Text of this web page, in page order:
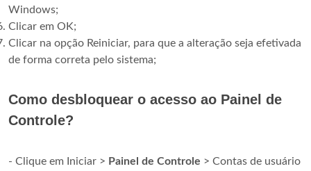
Windows;
Clicar em OK;
Clicar na opção Reiniciar, para que a alteração seja efetivada
de forma correta pelo sistema;
Como desbloquear o acesso ao Painel de
Controle?
- Clique em Iniciar > Painel de Controle > Contas de usuário